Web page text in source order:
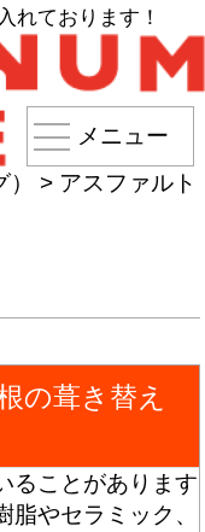
れております！
メニュー
> アスファルト
の葺き替え
ることがあります
やセラミック、